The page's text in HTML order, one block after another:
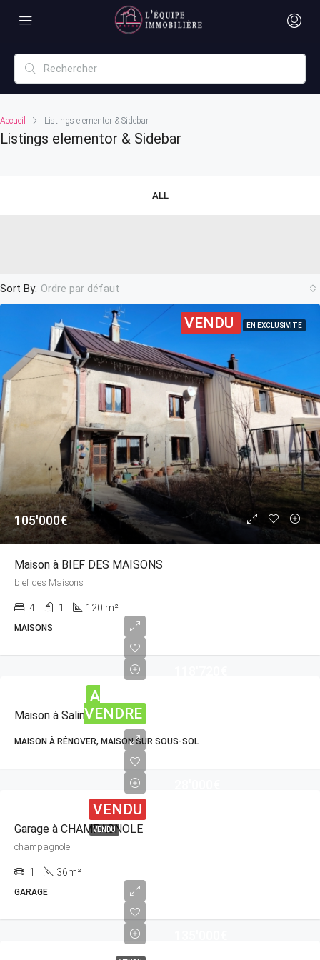
Accueil Listings elementor & Sidebar
Listings elementor & Sidebar
ALL
Sort By: Ordre par défaut
VENDU EN EXCLUSIVITE
105'000€
Maison à BIEF DES MAISONS
bief des Maisons
4 1 120 m²
MAISONS
A
VENDRE
Maison à Salins-les-Bains
MAISON À RÉNOVER, MAISON SUR SOUS-SOL
VENDU
VENDU
Garage à CHAMPAGNOLE
champagnole
1 36m²
GARAGE